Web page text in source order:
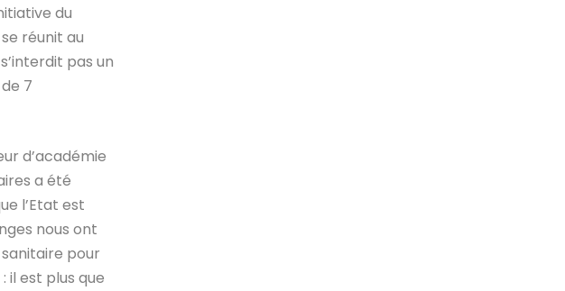
du
réunit au
pas un
7
d’académie
a été
l’Etat est
nous ont
pour
il est plus que